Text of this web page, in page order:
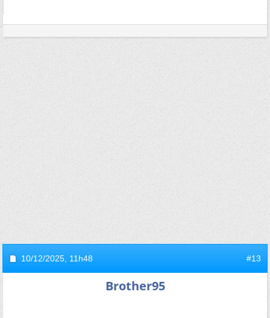
10/12/2025, 11h48 #13
Brother95